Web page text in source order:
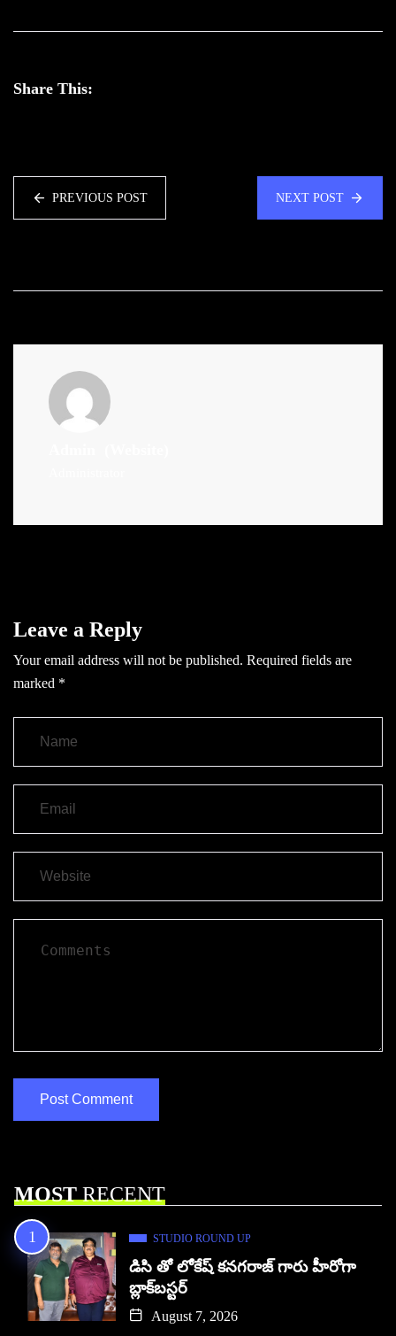
Share This:
PREVIOUS POST NEXT POST
Leave a Reply
Your email address will not be published. Required fields are
marked *
MOSTRECENT
STUDIO ROUND UP
డిసి తో లోకేష్ కనగరాజ్ గారు హీరోగా
బ్లాక్‌బస్టర్
August 7, 2026